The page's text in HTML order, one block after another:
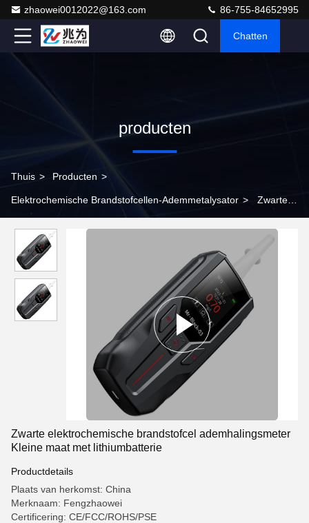
zhaowei0012022@163.com 86-755-84652995
Chatten
producten
Thuis > Producten >
Elektrochemische Brandstofcellen-Ademmetalysator > Zwarte
met lithiumbatterie
Zwarte elektrochemische brandstofcel ademhalingsmeter
Kleine maat met lithiumbatterie
Productdetails
Plaats van herkomst: China
Merknaam: Fengzhaowei
Certificering: CE/FCC/ROHS/PSE